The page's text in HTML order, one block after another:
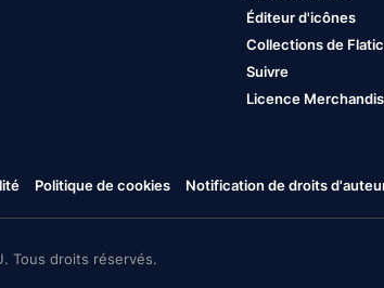
Éditeur d'icônes
Collections de
Suivre
Licence
Politique de cookies Notification de droits
Tous droits réservés.